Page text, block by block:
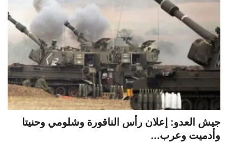
جيش العدو: إعلان رأس الناقورة وشلومي وحنيتا
وأدميت وعرب...